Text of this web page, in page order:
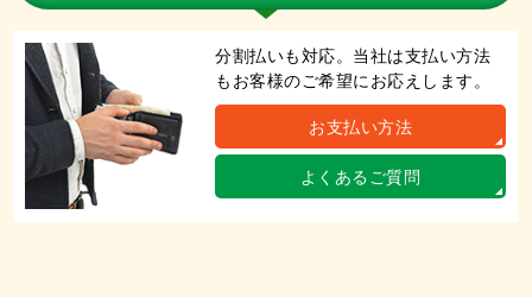
分割払いも対応。当社は支払い方法
もお客様のご希望にお応えします。
お支払い方法
よくあるご質問